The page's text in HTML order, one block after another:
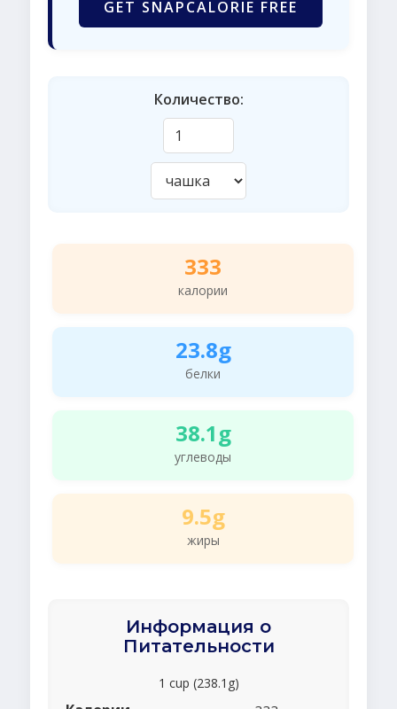
GET SNAPCALORIE FREE
Количество:
333
калории
23.8g
белки
38.1g
углеводы
9.5g
жиры
Информация о
Питательности
1 cup (238.1g)